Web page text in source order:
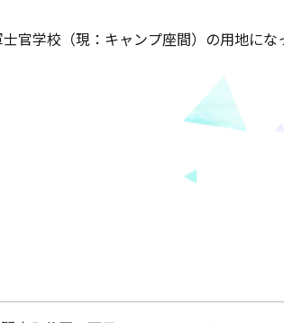
官学校（現：キャンプ座間）の用地に